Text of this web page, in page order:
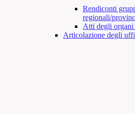
Rendiconti
regionali/
Atti degli
Articolazione degli